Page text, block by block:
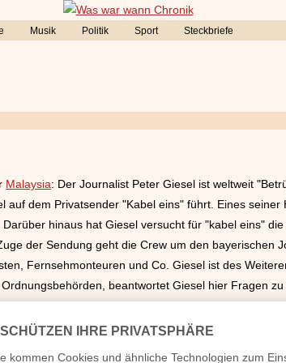
Musik Politik Sport Steckbriefe
Malaysia: Der Journalist Peter Giesel ist weltweit
auf dem Privatsender "Kabel eins" führt. Eines
hinaus hat Giesel versucht für "kabel eins"
der Sendung geht die Crew um den bayerischen
Fernsehmonteuren und Co. Giesel ist des
beantwortet Giesel hier Fragen
den Geburtstag, oder wo er geboren ist, etwa